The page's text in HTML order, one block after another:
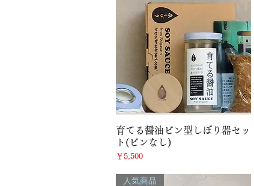
クイックビュー
育てる醤油ビン型しぼり器セッ
ト(ビンなし)
価格
￥5,500
人気商品